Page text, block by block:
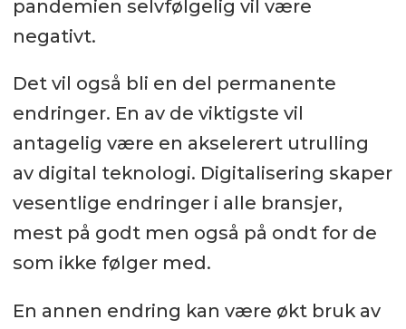
pandemien selvfølgelig vil være
negativt.
Det vil også bli en del permanente
endringer. En av de viktigste vil
antagelig være en akselerert utrulling
av digital teknologi. Digitalisering skaper
vesentlige endringer i alle bransjer,
mest på godt men også på ondt for de
som ikke følger med.
En annen endring kan være økt bruk av